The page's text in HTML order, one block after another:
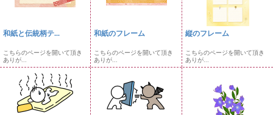
和紙と伝統柄テ...
こちらのページを開いて頂き
ありが...
和紙のフレーム
こちらのページを開いて頂き
ありが...
縦のフレーム
こちらのページを開いて頂き
ありが...